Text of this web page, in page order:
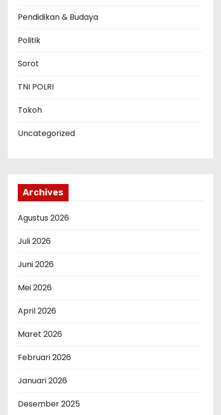
Pendidikan & Budaya
Politik
Sorot
TNI POLRI
Tokoh
Uncategorized
Archives
Agustus 2026
Juli 2026
Juni 2026
Mei 2026
April 2026
Maret 2026
Februari 2026
Januari 2026
Desember 2025